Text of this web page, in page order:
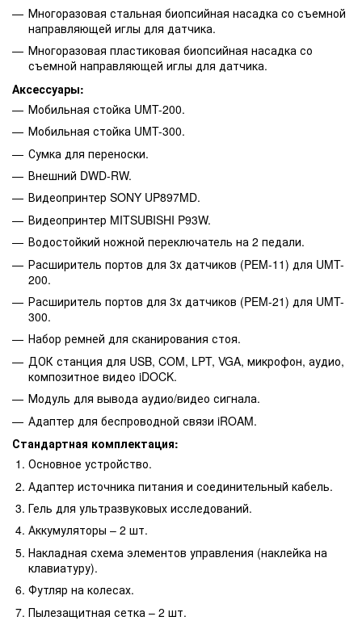
Многоразовая стальная биопсийная насадка со съемной
направляющей иглы для датчика.
Многоразовая пластиковая биопсийная насадка со
съемной направляющей иглы для датчика.
Аксессуары:
Мобильная стойка UMT-200.
Мобильная стойка UMT-300.
Сумка для переноски.
Внешний DWD-RW.
Видеопринтер SONY UP897MD.
Видеопринтер MITSUBISHI P93W.
Водостойкий ножной переключатель на 2 педали.
Расширитель портов для 3х датчиков (PEM-11) для UMT-
200.
Расширитель портов для 3х датчиков (PEM-21) для UMT-
300.
Набор ремней для сканирования стоя.
ДОК станция для USB, COM, LPT, VGA, микрофон, аудио,
композитное видео iDOCK.
Модуль для вывода аудио/видео сигнала.
Адаптер для беспроводной связи iROAM.
Стандартная комплектация:
Основное устройство.
Адаптер источника питания и соединительный кабель.
Гель для ультразвуковых исследований.
Аккумуляторы – 2 шт.
Накладная схема элементов управления (наклейка на
клавиатуру).
Футляр на колесах.
Пылезащитная сетка – 2 шт.